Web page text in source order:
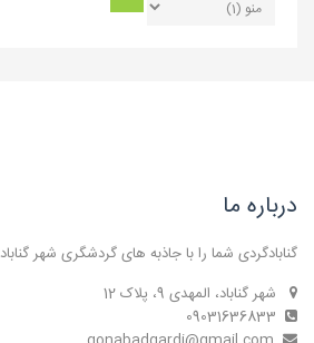
درباره ما
گنابادگردی شما را با جاذبه های گردشگری شهر
شهر گناباد، المهدی 9، پلاک 12